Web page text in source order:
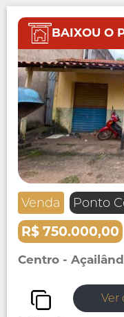
BAIXOU O
Venda Ponto
R$ 750.000,00
Centro -
Ver